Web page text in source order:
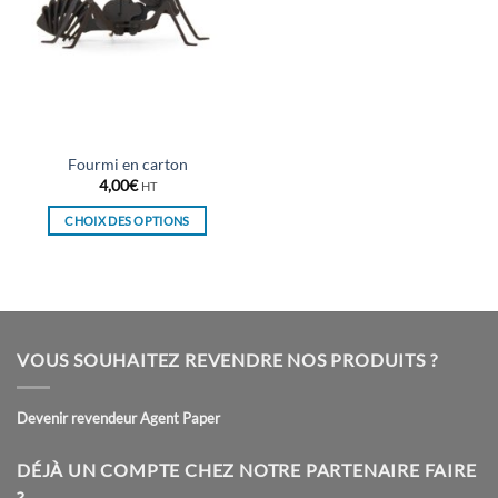
Fourmi en carton
4,00€ HT
CHOIX DES OPTIONS
plusieurs
Les
peuvent
sur
VOUS SOUHAITEZ REVENDRE NOS PRODUITS ?
Devenir revendeur Agent Paper
DÉJÀ UN COMPTE CHEZ NOTRE PARTENAIRE FAIRE